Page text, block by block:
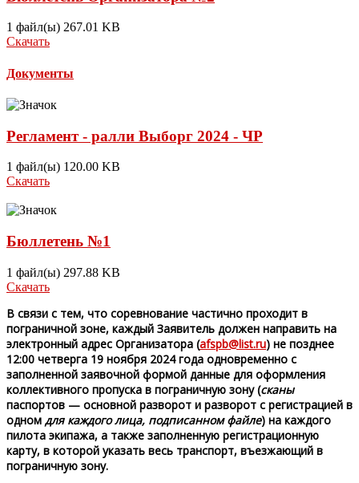
1 файл(ы) 267.01 KB
Скачать
Документы
Регламент - ралли Выборг 2024 - ЧР
1 файл(ы) 120.00 KB
Скачать
Бюллетень №1
1 файл(ы) 297.88 KB
Скачать
В связи с тем, что соревнование частично проходит в
пограничной зоне, каждый Заявитель должен направить на
электронный адрес Организатора (afspb@list.ru) не позднее
12:00 четверга 19 ноября 2024 года одновременно с
заполненной заявочной формой данные для оформления
коллективного пропуска в пограничную зону (сканы
паспортов — основной разворот и разворот с регистрацией в
одном для каждого лица, подписанном файле) на каждого
пилота экипажа, а также заполненную регистрационную
карту, в которой указать весь транспорт, въезжающий в
пограничную зону.